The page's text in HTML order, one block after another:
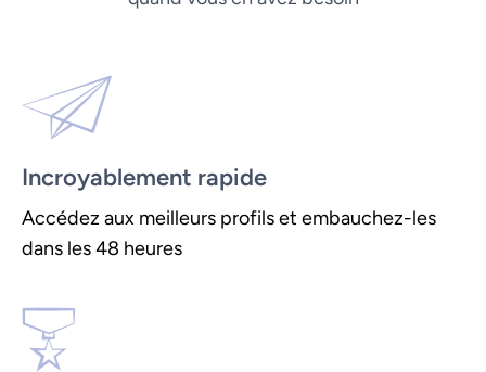
Incroyablement rapide
Accédez aux meilleurs profils et embauchez-les
dans les 48 heures